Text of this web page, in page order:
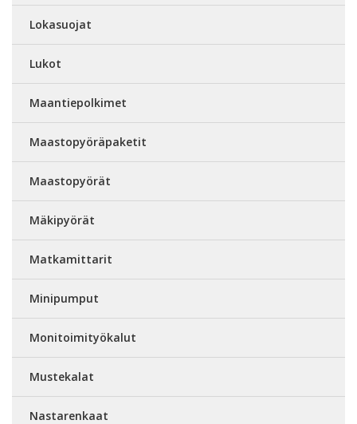
Lokasuojat
Lukot
Maantiepolkimet
Maastopyöräpaketit
Maastopyörät
Mäkipyörät
Matkamittarit
Minipumput
Monitoimityökalut
Mustekalat
Nastarenkaat